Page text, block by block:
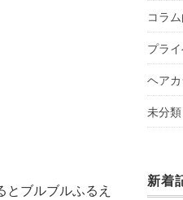
ブルブルふるえ
コラ
プラ
ヘア
未分類
新着